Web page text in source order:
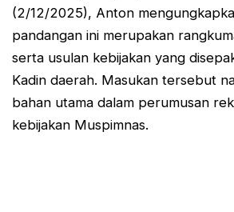
(2/12/2025), Anton
pandangan ini merupakan
serta usulan kebijakan yang
Kadin daerah. Masukan tersebut
bahan utama dalam perumusan
kebijakan Muspimnas.